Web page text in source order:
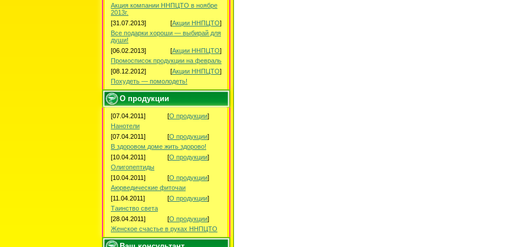
Акция компании ННПЦТО в ноябре
2013г.
[31.07.2013]
[Акции ННПЦТО]
Все подарки хороши — выбирай для
души!
[06.02.2013]
[Акции ННПЦТО]
Промосписок продукции на февраль
[08.12.2012]
[Акции ННПЦТО]
Похудеть — помолодеть!
О продукции
[07.04.2011] [О продукции]
Нанотели
[07.04.2011]
[О продукции]
В здоровом доме жить здорово!
[10.04.2011]
[О продукции]
Олигопептиды
[10.04.2011]
[О продукции]
Аюрведические фиточаи
[11.04.2011]
[О продукции]
Таинство света
[28.04.2011]
[О продукции]
Женское счастье в руках ННПЦТО